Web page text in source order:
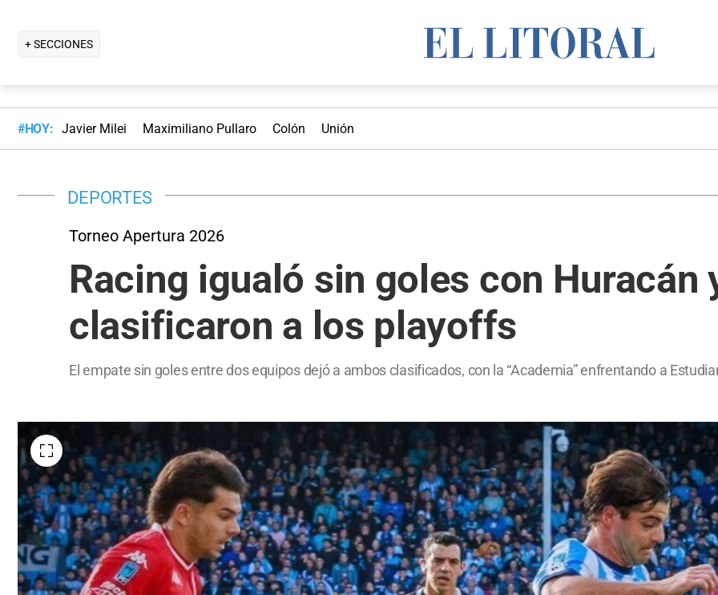
+ SECCIONES
#HOY: Javier Milei Maximiliano Pullaro Colón Unión
DEPORTES
Torneo Apertura 2026
Racing igualó sin goles con Huracán
clasificaron a los playoffs
El empate sin goles entre dos equipos dejó a ambos clasificados, con la “Academia” enfrentando a